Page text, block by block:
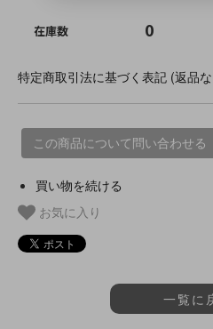
在庫数 0
特定商取引法に基づく表記 (返品
この商品について問い合わせる
買い物を続ける
お気に入り
一覧に